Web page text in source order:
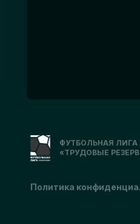
ФУТБОЛЬНАЯ ЛИГА
«ТРУДОВЫЕ
Политика